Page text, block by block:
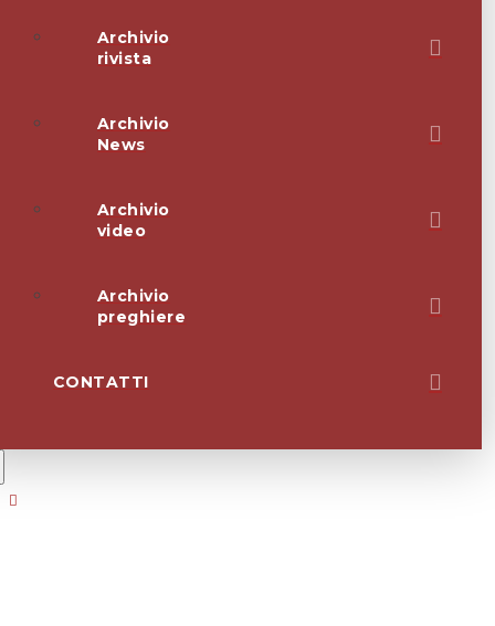
Archivio
rivista
Archivio
News
Archivio
video
Archivio
preghiere
CONTATTI